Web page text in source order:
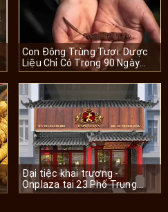
Con Đông Trùng Tươi: Dược
Liệu Chỉ Có Trong 90 Ngày
Mỗi Năm
Đại tiệc khai trương -
Onplaza tại 23 Phố Trung
Hòa, Quận Cầu Giấy, Hà Nội.